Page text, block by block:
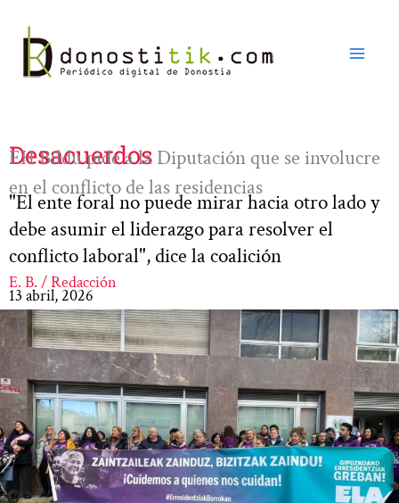
contenido
Desacuerdos
EH Bildu pide a la Diputación que se involucre
en el conflicto de las residencias
"El ente foral no puede mirar hacia otro lado y
debe asumir el liderazgo para resolver el
conflicto laboral", dice la coalición
E. B. / Redacción
13 abril, 2026